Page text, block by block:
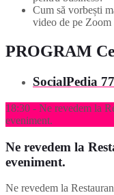
Cum să vorbești
video de pe Zoom
PROGRAM
SocialPedia 77
18:30 - Ne revedem la
eveniment.
Ne revedem la
eveniment.
Ne revedem la